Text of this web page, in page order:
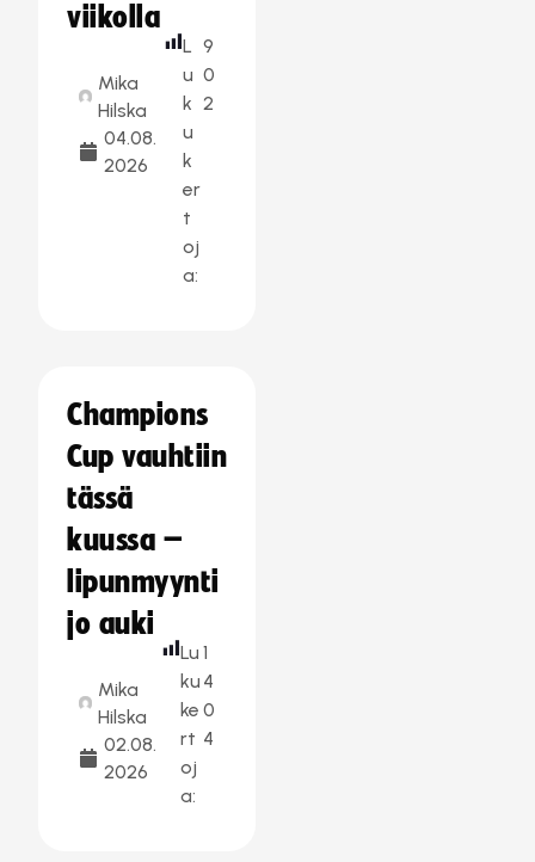
viikolla
Mika
Hilska
04.08.
2026
L
u
k
u
k
er
t
oj
a:
9
0
2
Champions
Cup vauhtiin
tässä
kuussa –
lipunmyynti
jo auki
Mika
Hilska
02.08.
2026
Lu
ku
ke
rt
oj
a:
1
4
0
4